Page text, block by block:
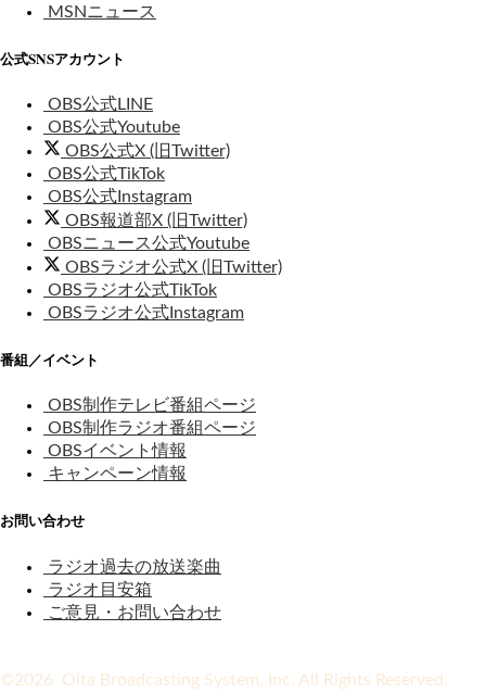
MSNニュース
公式SNSアカウント
OBS公式LINE
OBS公式Youtube
OBS公式X (旧Twitter)
OBS公式TikTok
OBS公式Instagram
OBS報道部X (旧Twitter)
OBSニュース公式Youtube
OBSラジオ公式X (旧Twitter)
OBSラジオ公式TikTok
OBSラジオ公式Instagram
番組／イベント
OBS制作テレビ番組ページ
OBS制作ラジオ番組ページ
OBSイベント情報
キャンペーン情報
お問い合わせ
ラジオ過去の放送楽曲
ラジオ目安箱
ご意見・お問い合わせ
©2026 Oita Broadcasting System, Inc. All Rights Reserved.